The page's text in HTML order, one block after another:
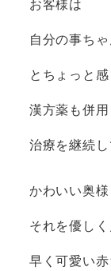
お客様は
自分の事ち
とちょっと感
漢方薬も併用
治療を継続し
かわいい奥様
それを優し
早く可愛い赤